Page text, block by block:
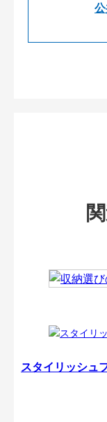
スタイリッシュ